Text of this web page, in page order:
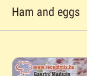
Ham and eggs